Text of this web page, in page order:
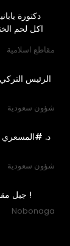
‫دكتورة
اكل لحم
مقاطع اسلامية
‫الرئيس
شؤون سعودية
‫د. #المسعري
شؤون سعودية
جبل مقدس يحرم على النساء الدخول إليه !
Nobonaga